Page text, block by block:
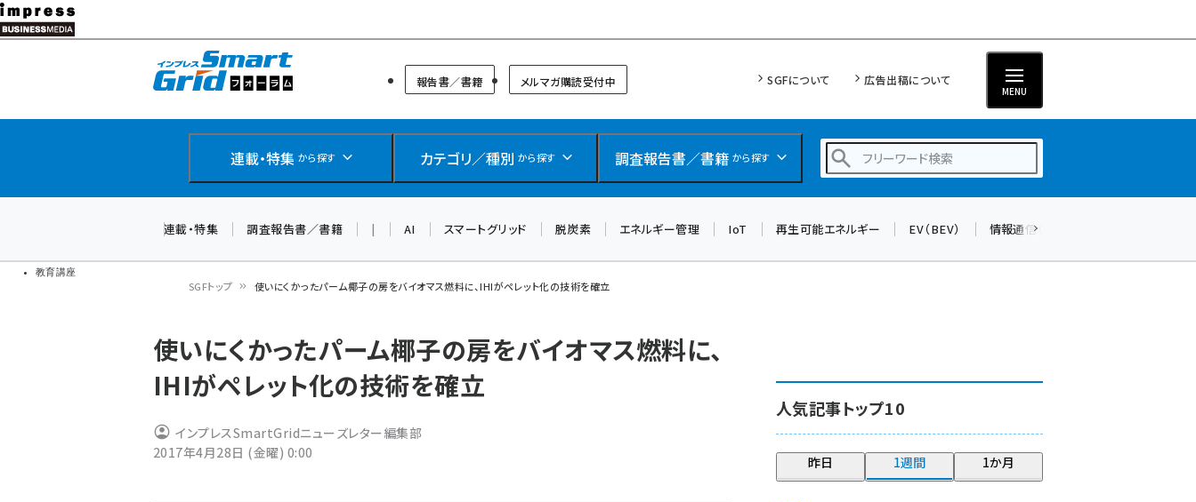
メ
イ
教育講座
スマートグリッドフォーラム
報告書／書籍 メルマガ購読受付中 SGFについて 広告出稿について
MENU
連載・特集 から探す カテゴリ／種別 から探す 調査報告書／書籍 から探す
ngn (280)
大串 (223)
aitras (186)
タンデム (150)
連載・特集 調査報告書／書籍 | AI スマートグリッド 脱炭素 エネルギー管理 IoT 再生可能エネルギー EV（BEV） 情報通信（ICT）
ン
く
ず
SGFトップ 使いにくかったパーム椰子の房をバイオマス燃料に、IHIがペレット化の技術を確立
使いにくかったパーム椰子の房をバイオマス燃料に、
IHIがペレット化の技術を確立
インプレスSmartGridニューズレター編集部
2017年4月28日 (金曜) 0:00
人気記事トップ10
昨日 1週間 1か月